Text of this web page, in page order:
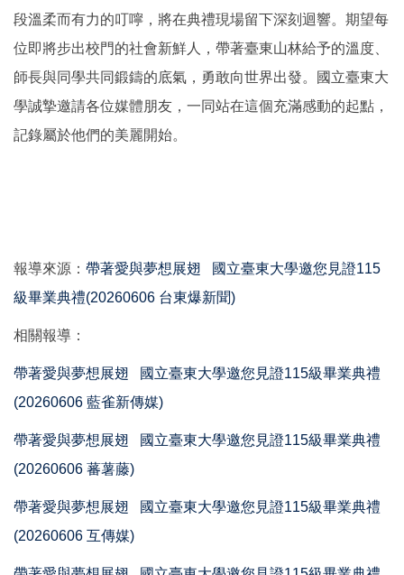
段溫柔而有力的叮嚀，將在典禮現場留下深刻迴響。期望每
位即將步出校門的社會新鮮人，帶著臺東山林給予的溫度、
師長與同學共同鍛鑄的底氣，勇敢向世界出發。國立臺東大
學誠摯邀請各位媒體朋友，一同站在這個充滿感動的起點，
記錄屬於他們的美麗開始。
報導來源： 帶著愛與夢想展翅 國立臺東大學邀您見證115
級畢業典禮(20260606 台東爆新聞)
相關報導：
帶著愛與夢想展翅 國立臺東大學邀您見證115級畢業典禮
(20260606 藍雀新傳媒)
帶著愛與夢想展翅 國立臺東大學邀您見證115級畢業典禮
(20260606 蕃薯藤)
帶著愛與夢想展翅 國立臺東大學邀您見證115級畢業典禮
(20260606 互傳媒)